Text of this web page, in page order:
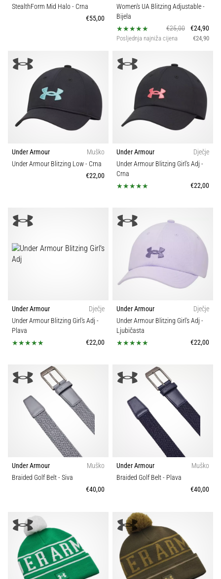
StealthForm Mid Halo- Crna
€55,00
Women's UA Blitzing Adjustable-
Bijela
€25,00
€24,90
Posljednja najniža cijena €24,90
Under Armour
Muško
Under Armour Blitzing Low- Crna
€22,00
Under Armour
Dječje
Under Armour Blitzing Girl's Adj -
Crna
€22,00
Under Armour
Dječje
Under Armour Blitzing Girl's Adj -
Plava
€22,00
Under Armour
Dječje
Under Armour Blitzing Girl's Adj -
Ljubičasta
€22,00
Under Armour
Muško
Braided Golf Belt- Siva
€40,00
Under Armour
Muško
Braided Golf Belt- Plava
€40,00